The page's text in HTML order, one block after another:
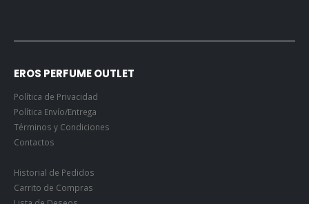
EROS PERFUME OUTLET
Política de Privacidad
Política Envío/Entrega
Términos y Condiciones
Contactos
Historial de Pedidos
Carrito de Compras